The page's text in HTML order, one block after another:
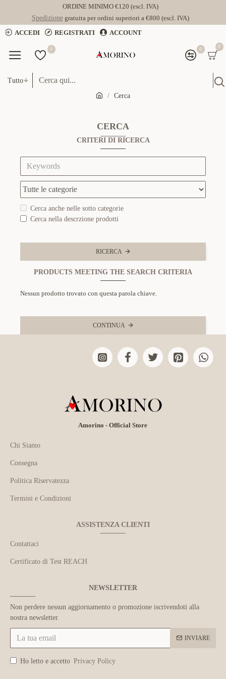
ORDINE MINIMO €120 (escl. IVA)
Spedizionegratuita per ordini superiori a €800 (escl. IVA)
ACCEDI
REGISTRATI ACCOUNT
0 0 0
Tutto
Cerca
CERCA
CRITERI DI RICERCA
Cerca anche nelle sotto categorie
Cerca nella descrzione prodotti
RICERCA
PRODUCTS MEETING THE SEARCH CRITERIA
Nessun prodotto trovato con questa parola chiave.
CONTINUA
Amorino - Official Store
Chi Siamo
Consegna
Politica Riservatezza
Termini e Condizioni
ASSISTENZA CLIENTI
Contattaci
Certificato di Test REACH
NEWSLETTER
Non perdere nessun aggiornamento o promozione iscrivendoti alla
nostra newsletter.
INVIARE
Ho letto e accetto Privacy Policy